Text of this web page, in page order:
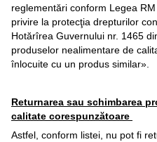
reglementări conform Legea
privire la protecţia drepturilor
Hotărîrea Guvernului nr. 1465
produselor nealimentare de
înlocuite cu un produs similar».
Returnarea sau schimbarea
calitate corespunzătoare
Astfel, conform listei, nu pot fi